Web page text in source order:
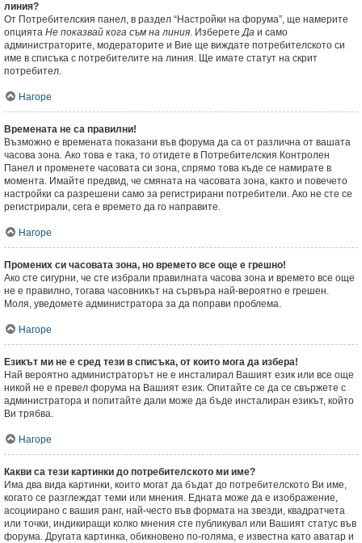
линия?
От Потребителския панел, в раздел “Настройки на форума”, ще намерите
опцията Не показвай кога съм на линия. ИзберетеДа и само
администраторите, модераторите и Вие ще виждате потребителското си
име в списъка с потребителите на линия. Ще имате статут на скрит
потребител.
Нагоре
Времената не са правилни!
Възможно е времената показани във форума да са от различна от вашата
часова зона. Ако това е така, то отидете в Потребителския Контролен
Панел и променете часовата си зона, спрямо това къде се намирате в
момента. Имайте предвид, че смяната на часовата зона, както и повечето
настройки са разрешени само за регистрирани потребители. Ако не сте се
регистрирали, сега е времето да го направите.
Нагоре
Промених си часовата зона, но времето все още е грешно!
Ако сте сигурни, че сте избрали правилната часова зона и времето все още
не е правилно, тогава часовникът на сървъра най-вероятно е грешен.
Моля, уведомете администратора за да поправи проблема.
Нагоре
Езикът ми не е сред тези в списъка, от които мога да избера!
Най вероятно администраторът не е инсталирал Вашият език или все още
никой не е превел форума на Вашият език. Опитайте се да се свържете с
администратора и попитайте дали може да бъде инсталиран езикът, който
Ви трябва.
Нагоре
Какви са тези картинки до потребителското ми име?
Има два вида картинки, които могат да бъдат до потребителското Ви име,
когато се разглеждат теми или мнения. Едната може да е изображение,
асоциирано с вашия ранг, най-често във формата на звезди, квадратчета
или точки, индикиращи колко мнения сте публикувал или Вашият статус във
форума. Другата картинка, обикновено по-голяма, е известна като аватар и